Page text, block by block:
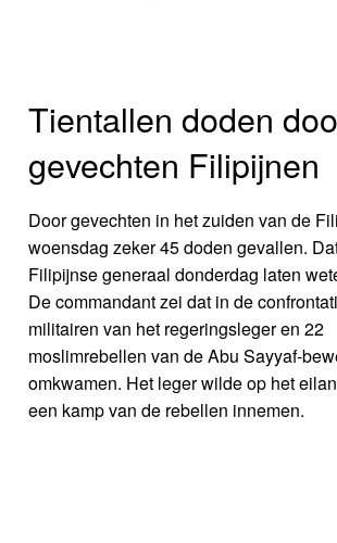
Tientallen doden
gevechten Filipijnen
Door gevechten in het zuiden van de
woensdag zeker 45 doden gevallen.
Filipijnse generaal donderdag laten
De commandant zei dat in de
militairen van het regeringsleger en 22
moslimrebellen van de Abu Sayyaf-
omkwamen. Het leger wilde op het
een kamp van de rebellen innemen.